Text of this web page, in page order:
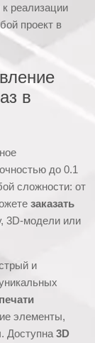
реализации
проект в
в
до 0.1
сложности: от
заказать
3D-модели или
и
элементы,
Доступна 3D